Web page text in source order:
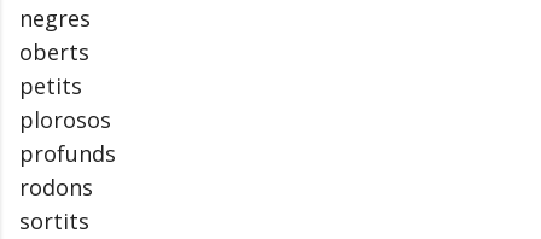
negres
oberts
petits
plorosos
profunds
rodons
sortits